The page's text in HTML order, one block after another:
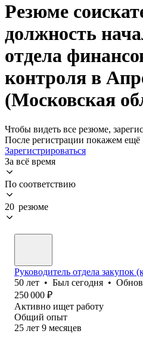
Резюме
должность
отдела
контроля в
(Московская
Чтобы видеть все резюме,
После регистрации покажем ещё
Зарегистрироваться
За всё время
По соответствию
20 резюме
Руководитель отдела закупок
50 лет • Был сегодня •
250 000 ₽
Активно ищет работу
Общий опыт
25 лет 9 месяцев